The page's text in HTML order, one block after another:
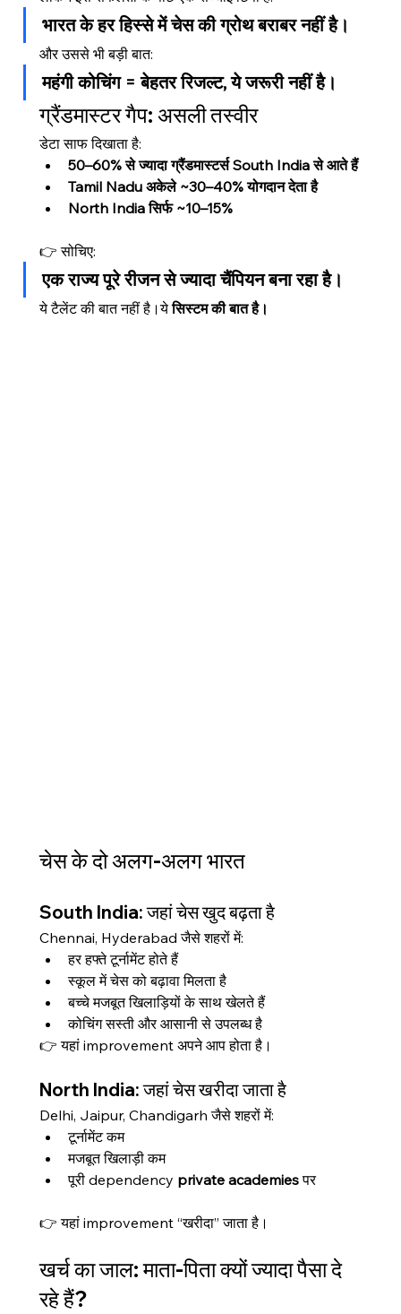
भारत के हर हिस्से में चेस की ग्रोथ बराबर नहीं है।
और उससे भी बड़ी बात:
महंगी कोचिंग = बेहतर रिजल्ट, ये जरूरी नहीं है।
ग्रैंडमास्टर गैप: असली तस्वीर
डेटा साफ दिखाता है:
50–60% से ज्यादा ग्रैंडमास्टर्स South India से आते हैं
Tamil Nadu अकेले ~30–40% योगदान देता है
North India सिर्फ ~10–15%
👉 सोचिए:
एक राज्य पूरे रीजन से ज्यादा चैंपियन बना रहा है।
ये टैलेंट की बात नहीं है।ये सिस्टम की बात है।
चेस के दो अलग-अलग भारत
South India: जहां चेस खुद बढ़ता है
Chennai, Hyderabad जैसे शहरों में:
हर हफ्ते टूर्नामेंट होते हैं
स्कूल में चेस को बढ़ावा मिलता है
बच्चे मजबूत खिलाड़ियों के साथ खेलते हैं
कोचिंग सस्ती और आसानी से उपलब्ध है
👉 यहां improvement अपने आप होता है।
North India: जहां चेस खरीदा जाता है
Delhi, Jaipur, Chandigarh जैसे शहरों में:
टूर्नामेंट कम
मजबूत खिलाड़ी कम
पूरी dependency private academies पर
👉 यहां improvement “खरीदा” जाता है।
खर्च का जाल: माता-पिता क्यों ज्यादा पैसा दे
रहे हैं?